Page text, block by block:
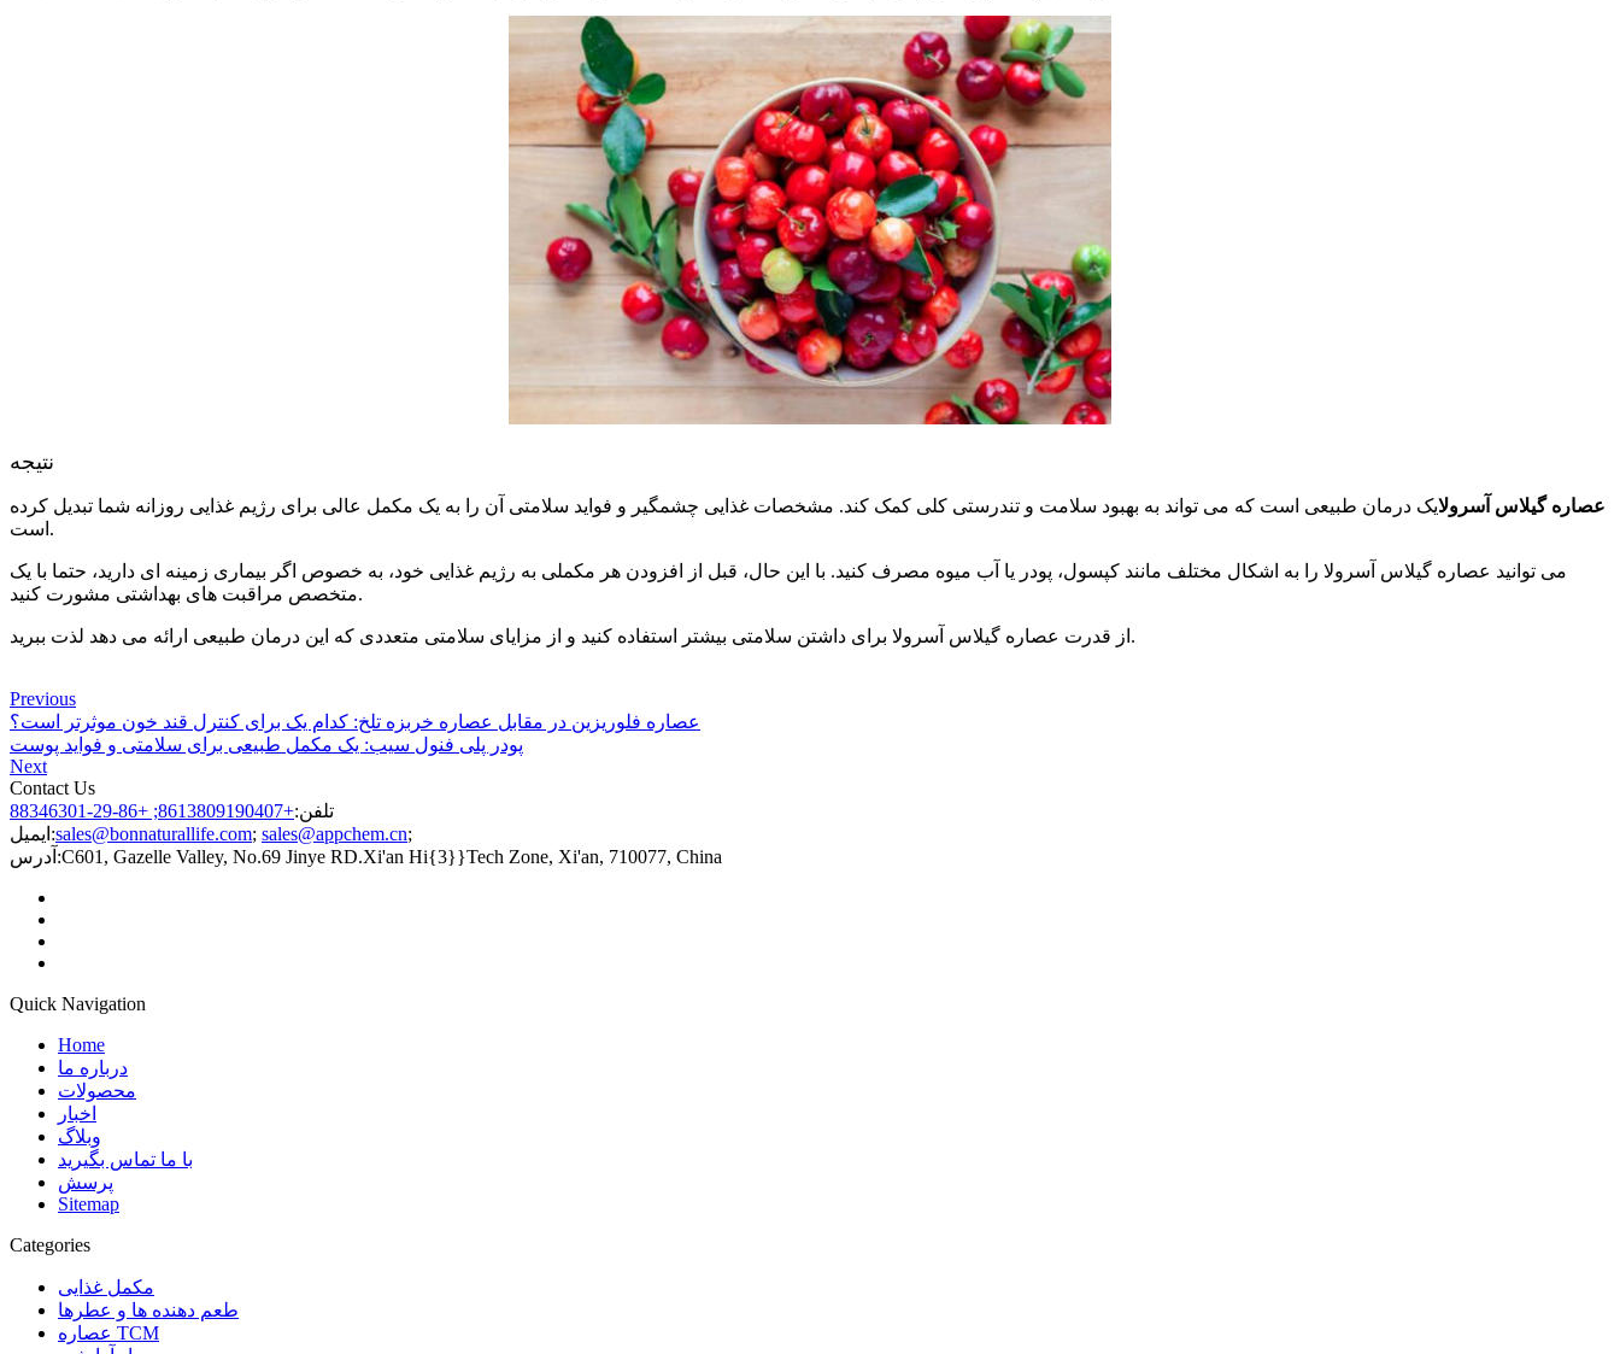
نتیجه
عصاره گیلاس آسرولایک درمان طبیعی است که می تواند به بهبود سلامت و تندرستی کلی کمک کند. مشخصات غذایی چشمگیر و فواید سلامتی آن را به یک مکمل عالی برای رژیم غذایی روزانه شما تبدیل کرده
است.
می توانید عصاره گیلاس آسرولا را به اشکال مختلف مانند کپسول، پودر یا آب میوه مصرف کنید. با این حال، قبل از افزودن هر مکملی به رژیم غذایی خود، به خصوص اگر بیماری زمینه ای دارید، حتما با یک
متخصص مراقبت های بهداشتی مشورت کنید.
از قدرت عصاره گیلاس آسرولا برای داشتن سلامتی بیشتر استفاده کنید و از مزایای سلامتی متعددی که این درمان طبیعی ارائه می دهد لذت ببرید.
Previous
عصاره فلوریزین در مقابل عصاره خربزه تلخ: کدام یک برای کنترل قند خون موثرتر است؟
پودر پلی فنول سیب: یک مکمل طبیعی برای سلامتی و فواید پوست
Next
Contact Us
تلفن:+8613809190407; +86-29-88346301
ایمیل:sales@bonnaturallife.com; sales@appchem.cn;
آدرس:C601, Gazelle Valley, No.69 Jinye RD.Xi'an Hi{3}}Tech Zone, Xi'an, 710077, China
Quick Navigation
Home
درباره ما
محصولات
اخبار
وبلاگ
با ما تماس بگیرید
پرسش
Sitemap
Categories
مکمل غذایی
طعم دهنده ها و عطرها
عصاره TCM